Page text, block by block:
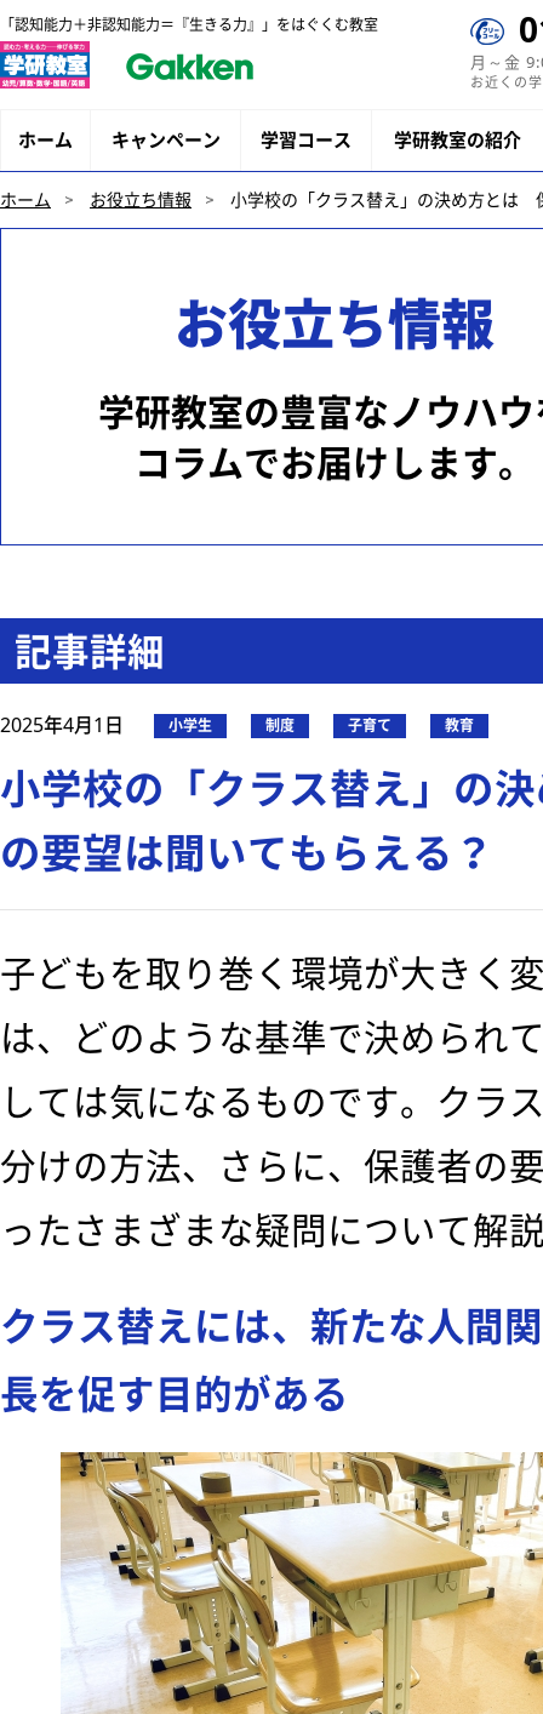
「認知能力＋非認知能力＝『生きる力』」をはぐくむ教室
月～金
お近くの
ホーム キャンペーン 学習コース 学研教室の紹介
ホーム お役立ち情報 小学校の「クラス替え」の決め方とは
お役立ち情報
学研教室の豊富なノウハ
コラムでお届けします。
記事詳細
2025年4月1日 小学生 制度 子育て 教育
小学校の「クラス替え」の
の要望は聞いてもらえる？
子どもを取り巻く環境が大きく
は、どのような基準で決められ
しては気になるものです。クラ
分けの方法、さらに、保護者の
ったさまざまな疑問について解
クラス替えには、新たな人間
長を促す目的がある